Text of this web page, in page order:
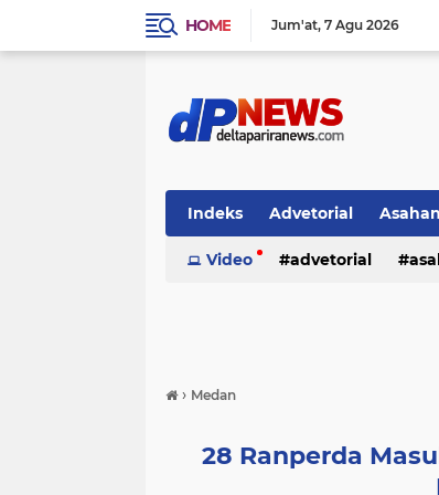
HOME Jum'at 7 Agu 2026
Indeks Advetorial Asahan
Video advetorial
› Medan
28 Ranperda